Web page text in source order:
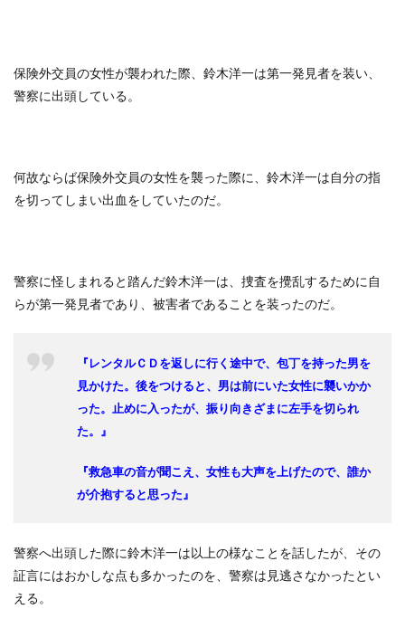
保険外交員の女性が襲われた際、鈴木洋一は第一発見者を装い、
警察に出頭している。
何故ならば保険外交員の女性を襲った際に、鈴木洋一は自分の指
を切ってしまい出血をしていたのだ。
警察に怪しまれると踏んだ鈴木洋一は、捜査を攪乱するために自
らが第一発見者であり、被害者であることを装ったのだ。
『レンタルＣＤを返しに行く途中で、包丁を持った男を
見かけた。後をつけると、男は前にいた女性に襲いかか
った。止めに入ったが、振り向きざまに左手を切られ
た。』
『救急車の音が聞こえ、女性も大声を上げたので、誰か
が介抱すると思った』
警察へ出頭した際に鈴木洋一は以上の様なことを話したが、その
証言にはおかしな点も多かったのを、警察は見逃さなかったとい
える。